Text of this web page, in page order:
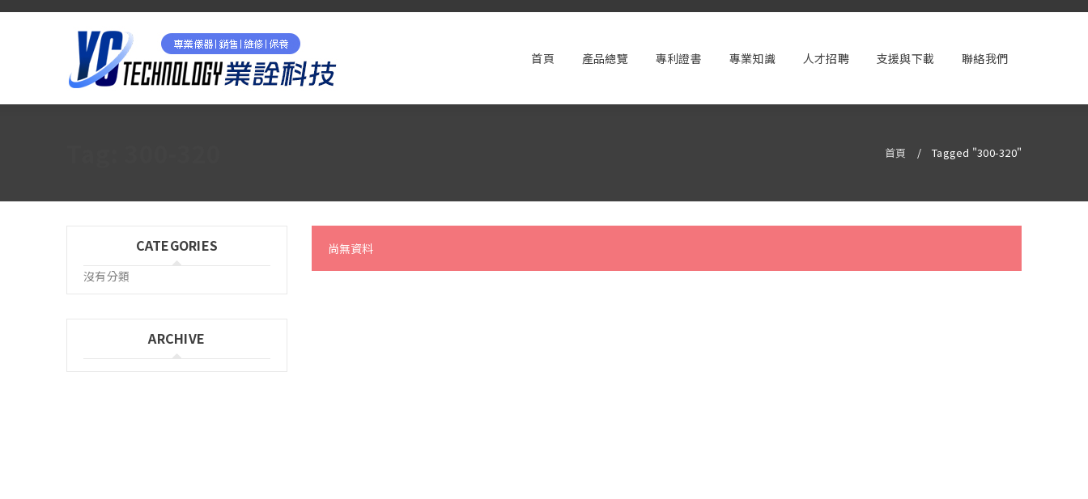
首頁 產品總覽 專利證書 專業知識 人才招聘 支援與下載 聯絡我們
首頁 / Tagged "300-320"
CATEGORIES
沒有分類
ARCHIVE
尚無資料